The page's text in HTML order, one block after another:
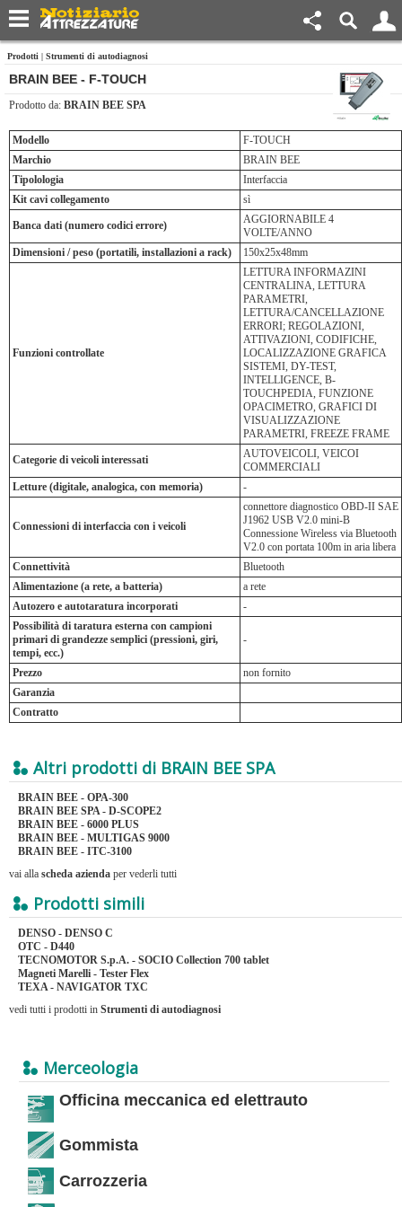
Prodotti | Strumenti di autodiagnosi
BRAIN BEE - F-TOUCH
Prodotto da: BRAIN BEE SPA
Modello
F-TOUCH
Marchio
BRAIN BEE
Tipolologia
Interfaccia
Kit cavi collegamento
sì
Banca dati (numero codici errore)
AGGIORNABILE 4
VOLTE/ANNO
Dimensioni / peso (portatili, installazioni a rack)
150x25x48mm
Funzioni controllate
LETTURA INFORMAZINI
CENTRALINA, LETTURA
PARAMETRI,
LETTURA/CANCELLAZIONE
ERRORI; REGOLAZIONI,
ATTIVAZIONI, CODIFICHE,
LOCALIZZAZIONE GRAFICA
SISTEMI, DY-TEST,
INTELLIGENCE, B-
TOUCHPEDIA, FUNZIONE
OPACIMETRO, GRAFICI DI
VISUALIZZAZIONE
PARAMETRI, FREEZE FRAME
Categorie di veicoli interessati
AUTOVEICOLI, VEICOI
COMMERCIALI
Letture (digitale, analogica, con memoria)
-
Connessioni di interfaccia con i veicoli
connettore diagnostico OBD-II SAE
J1962 USB V2.0 mini-B
Connessione Wireless via Bluetooth
V2.0 con portata 100m in aria libera
Connettività
Bluetooth
Alimentazione (a rete, a batteria)
a rete
Autozero e autotaratura incorporati
-
Possibilità di taratura esterna con campioni
primari di grandezze semplici (pressioni, giri,
tempi, ecc.)
-
Prezzo
non fornito
Garanzia
Contratto
Altri prodotti di BRAIN BEE SPA
BRAIN BEE - OPA-300
BRAIN BEE SPA - D-SCOPE2
BRAIN BEE - 6000 PLUS
BRAIN BEE - MULTIGAS 9000
BRAIN BEE - ITC-3100
vai alla scheda azienda per vederli tutti
Prodotti simili
DENSO - DENSO C
OTC - D440
TECNOMOTOR S.p.A. - SOCIO Collection 700 tablet
Magneti Marelli - Tester Flex
TEXA - NAVIGATOR TXC
vedi tutti i prodotti in Strumenti di autodiagnosi
Merceologia
Officina meccanica ed elettrauto
Gommista
Carrozzeria